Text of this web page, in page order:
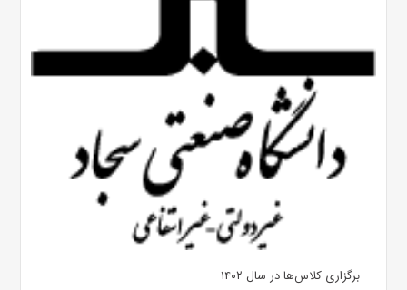
برگزاری کلاس‌ها در سال ۱۴۰۲